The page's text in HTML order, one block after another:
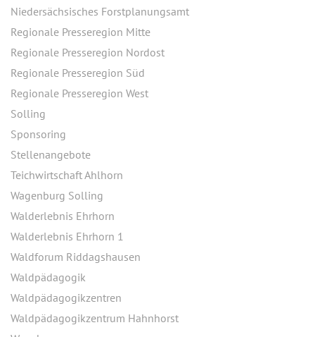
Niedersächsisches Forstplanungsamt
Regionale Presseregion Mitte
Regionale Presseregion Nordost
Regionale Presseregion Süd
Regionale Presseregion West
Solling
Sponsoring
Stellenangebote
Teichwirtschaft Ahlhorn
Wagenburg Solling
Walderlebnis Ehrhorn
Walderlebnis Ehrhorn 1
Waldforum Riddagshausen
Waldpädagogik
Waldpädagogikzentren
Waldpädagogikzentrum Hahnhorst